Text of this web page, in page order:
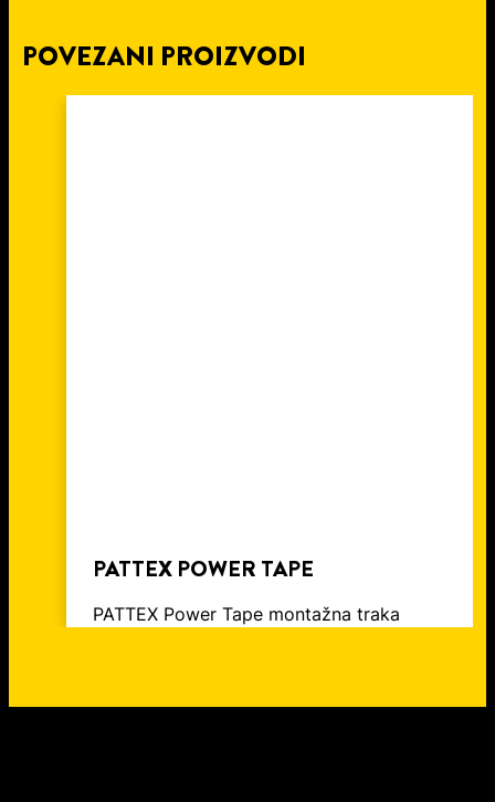
POVEZANI PROIZVODI
PATTEX POWER TAPE
PATTEX Power Tape montažna traka